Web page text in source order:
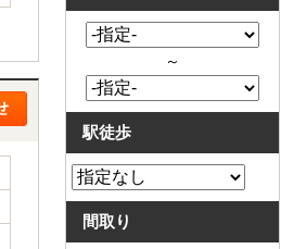
～
駅徒歩
間取り